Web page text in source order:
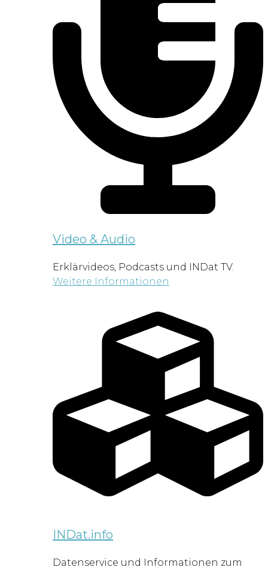
Video & Audio
Erklärvideos, Podcasts und INDat TV.
Weitere Informationen
INDat.info
Datenservice und Informationen zum